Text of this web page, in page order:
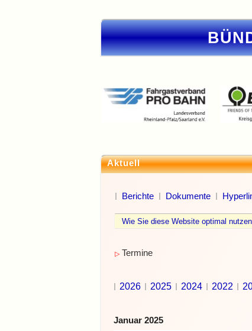
Aktuell
Berichte Dokumente
Wie Sie diese Website optimal
▷ Termine
2026 2025 2024 2022
Januar 2025